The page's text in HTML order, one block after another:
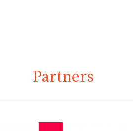
Partners